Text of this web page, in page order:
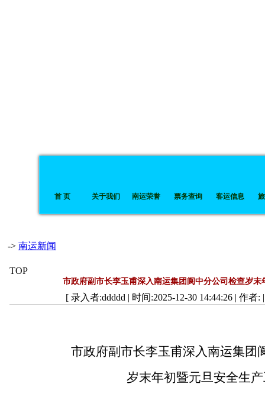
首 页 关于我们 南运荣誉 票务查询 客运信息
-> 南运新闻
TOP
市政府副市长李玉甫深入南运集团阆中分公司检查岁末
[ 录入者:ddddd | 时间:2025-12-30 14:44:26 | 作者:
市政府副市长李玉甫深入南运集团
岁末年初暨元旦安全生